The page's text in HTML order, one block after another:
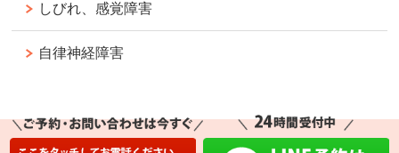
しびれ、感覚障害
自律神経障害